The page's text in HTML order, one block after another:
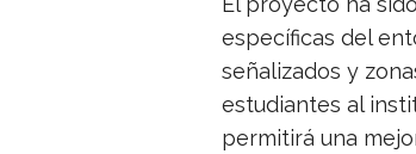
específicas del
señalizados y
estudiantes al
permitirá una